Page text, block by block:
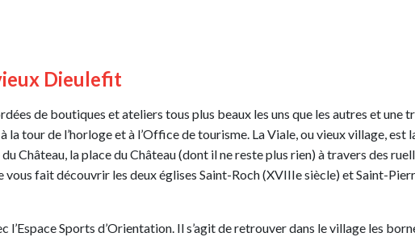
Dieulefit
de boutiques et ateliers tous plus beaux les uns que les autres et une
tour de l’horloge et à l’Office de tourisme. La Viale, ou vieux village, est
Château, la place du Château (dont il ne reste plus rien) à travers des
fait découvrir les deux églises Saint-Roch (XVIIIe siècle) et Saint-
Sports d’Orientation. Il s’agit de retrouver dans le village les